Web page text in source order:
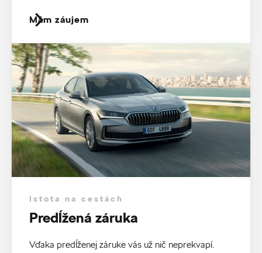
Mám záujem
Istota na cestách
Predĺžená záruka
Vďaka predĺženej záruke vás už nič neprekvapí.